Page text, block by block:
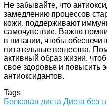
Не забывайте, что
замедлению процессов
кожи, поддерживают
самочувствие. Важно
в питании, чтобы
питательные вещества.
активный образ жизни,
свое здоровье и повысить
антиоксидантов.
Tags
Белковая диета Диета без